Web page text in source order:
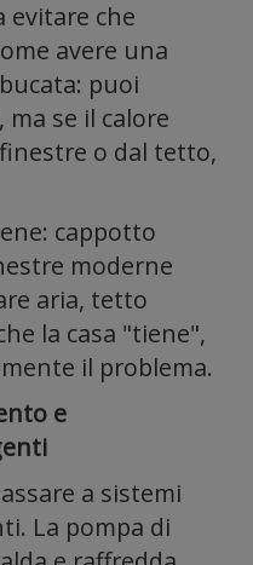
evitare che
avere una
puoi
se il calore
o dal tetto,
cappotto
moderne
aria, tetto
la casa "tiene",
il problema.
e
a sistemi
La pompa di
i